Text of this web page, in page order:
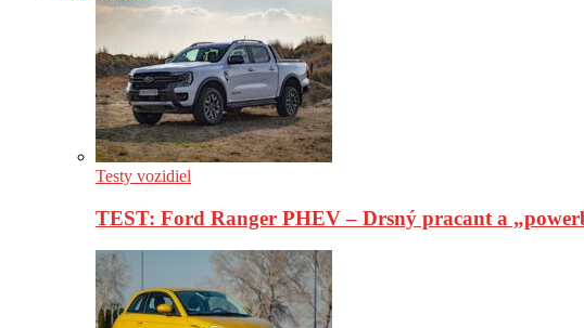
Testy vozidiel
TEST: Ford Ranger PHEV – Drsný pracant a